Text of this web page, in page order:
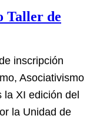
Taller de
inscripción
Asociativismo
XI edición del
la Unidad de